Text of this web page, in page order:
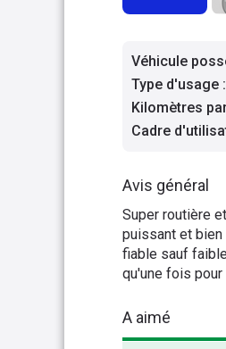
Véhicule
Type d'usage :
Kilomètres
Cadre
Avis général
Super routière
puissant et
fiable sauf
qu'une fois pour
A aimé